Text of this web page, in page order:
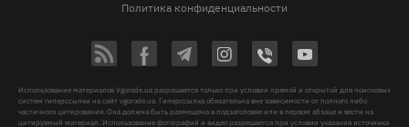
Политика конфиденциальности
Использование материалов Vgorode.ua разрешается только при условии прямой и открытой для поисковых
систем гиперссылки на сайт vgorode.ua. Гиперссылка обязательна вне зависимости от полного либо
частичного цитирования. Она должна быть размещена в подзаголовке или в первом абзаце и вести на
цитируемый материал. Использование фотографий и видео разрешается при условии указания источника